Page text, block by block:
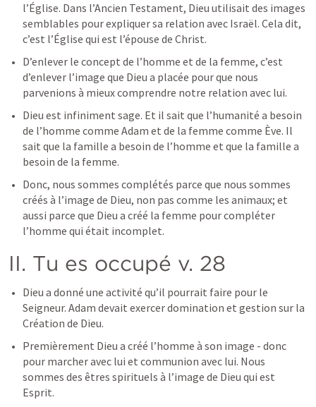
l’Église. Dans l’Ancien Testament, Dieu utilisait des images
semblables pour expliquer sa relation avec Israël. Cela dit,
c’est l’Église qui est l’épouse de Christ.
D’enlever le concept de l’homme et de la femme, c’est
d’enlever l’image que Dieu a placée pour que nous
parvenions à mieux comprendre notre relation avec lui.
Dieu est infiniment sage. Et il sait que l’humanité a besoin
de l’homme comme Adam et de la femme comme Ève. Il
sait que la famille a besoin de l’homme et que la famille a
besoin de la femme.
Donc, nous sommes complétés parce que nous sommes
créés à l’image de Dieu, non pas comme les animaux; et
aussi parce que Dieu a créé la femme pour compléter
l’homme qui était incomplet.
II. Tu es occupé v. 28
Dieu a donné une activité qu’il pourrait faire pour le
Seigneur. Adam devait exercer domination et gestion sur la
Création de Dieu.
Premièrement Dieu a créé l’homme à son image - donc
pour marcher avec lui et communion avec lui. Nous
sommes des êtres spirituels à l’image de Dieu qui est
Esprit.